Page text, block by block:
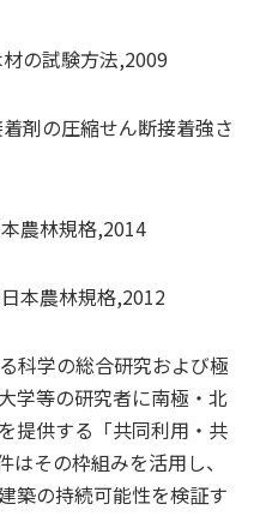
の試験方法,2009
剤の圧縮せん断接着強さ
農林規格,2014
本農林規格,2012
科学の総合研究および極
学等の研究者に南極・北
提供する「共同利用・共
その枠組みを活用し、
築の持続可能性を検証す